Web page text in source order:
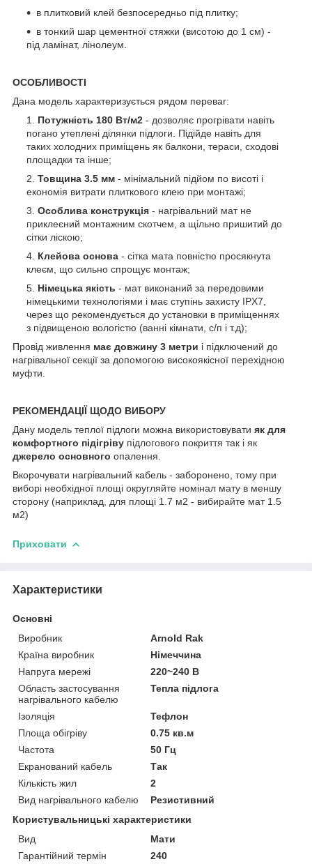
в плитковий клей безпосередньо під плитку;
в тонкий шар цементної стяжки (висотою до 1 см) -
під ламінат, лінолеум.
ОСОБЛИВОСТІ
Дана модель характеризується рядом переваг:
Потужність 180 Вт/м2 - дозволяє прогрівати навіть
погано утеплені ділянки підлоги. Підійде навіть для
таких холодних приміщень як балкони, тераси, сходові
площадки та інше;
Товщина 3.5 мм - мінімальний підйом по висоті і
економія витрати плиткового клею при монтажі;
Особлива конструкція - нагрівальний мат не
приклеєний монтажним скотчем, а щільно пришитий до
сітки ліскою;
Клейова основа - сітка мата повністю просякнута
клеєм, що сильно спрощує монтаж;
Німецька якість - мат виконаний за передовими
німецькими технологіями і має ступінь захисту IPX7,
через що рекомендується до установки в приміщеннях
з підвищеною вологістю (ванні кімнати, с/п і т.д);
Провід живлення має довжину 3 метри і підключений до
нагрівальної секції за допомогою високоякісної перехідною
муфти.
РЕКОМЕНДАЦІЇ ЩОДО ВИБОРУ
Дану модель теплої підлоги можна використовувати як для
комфортного підігріву підлогового покриття так і як
джерело основного опалення.
Вкорочувати нагрівальний кабель - заборонено, тому при
виборі необхідної площі округляйте номінал мату в меншу
сторону (наприклад, для площі 1.7 м2 - вибирайте мат 1.5
м2)
Приховати
Характеристики
Основні
Виробник
Arnold Rak
Країна виробник
Німеччина
Напруга мережі
220~240 В
Область застосування
нагрівального кабелю
Тепла підлога
Ізоляція
Тефлон
Площа обігріву
0.75 кв.м
Частота
50 Гц
Екранований кабель
Так
Кількість жил
2
Вид нагрівального кабелю
Резистивний
Користувальницькі характеристики
Вид
Мати
Гарантійний термін
240